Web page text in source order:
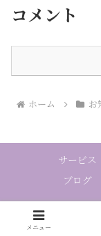
コメント
ホーム お
サービス
ブログ
メニュー